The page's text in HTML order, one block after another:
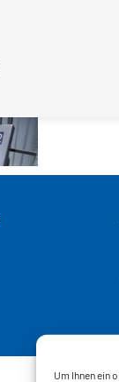
Um Ihnen ein